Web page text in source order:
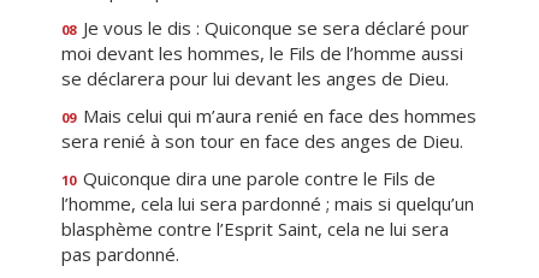
08 Je vous le dis : Quiconque se sera déclaré pour
moi devant les hommes, le Fils de l’homme aussi
se déclarera pour lui devant les anges de Dieu.
09 Mais celui qui m’aura renié en face des hommes
sera renié à son tour en face des anges de Dieu.
10 Quiconque dira une parole contre le Fils de
l’homme, cela lui sera pardonné ; mais si quelqu’un
blasphème contre l’Esprit Saint, cela ne lui sera
pas pardonné.